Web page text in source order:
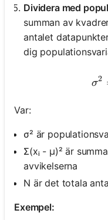
Dividera med
summan av
antalet
dig
σ2
Var:
σ² är
Σ(xᵢ - μ)² är
avvikelserna
N är det totala
Exempel: